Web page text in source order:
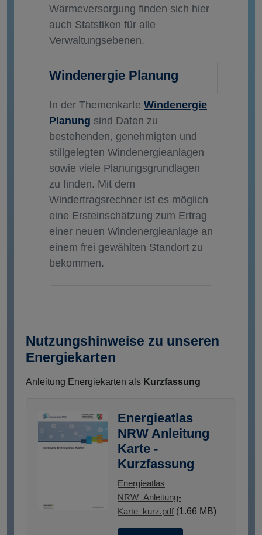
Wärmeversorgung finden sich hier
auch Statstiken für alle
Verwaltungsebenen.
Windenergie Planung
In der Themenkarte Windenergie
Planung sind Daten zu
bestehenden, genehmigten und
stillgelegten Windenergieanlagen
sowie viele Planungsgrundlagen
zu finden. Mit dem
Windertragsrechner ist es möglich
eine Ersteinschätzung zum Ertrag
einer neuen Windenergieanlage an
einem frei gewählten Standort zu
bekommen.
Nutzungshinweise zu unseren
Energiekarten
Anleitung Energiekarten als Kurzfassung
Energieatlas
NRW Anleitung
Karte -
Kurzfassung
Energieatlas
NRW_Anleitung-
Karte_kurz.pdf (1.66 MB)